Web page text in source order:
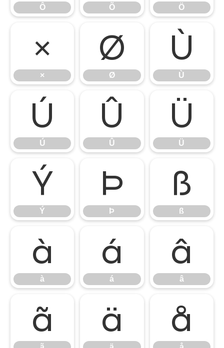
Ô Õ Ö
×
×
Ø
Ø
Ù
Ù
Ú
Ú
Û
Û
Ü
Ü
Ý
Ý
Þ
Þ
ß
ß
à
à
á
á
â
â
ã ä å